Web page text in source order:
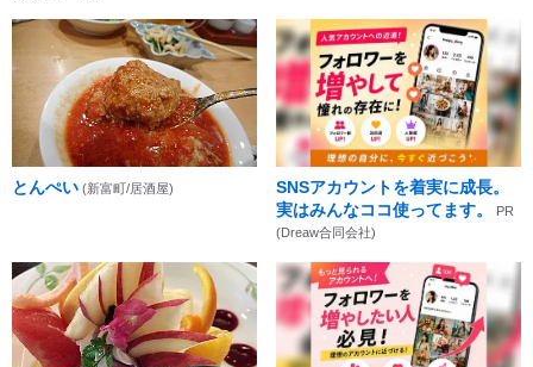
とんぺい (新富町/居酒屋)
SNSアカウントを着実に成長。
実はみんなココ使ってます。
PR
(Dreaw合同会社)